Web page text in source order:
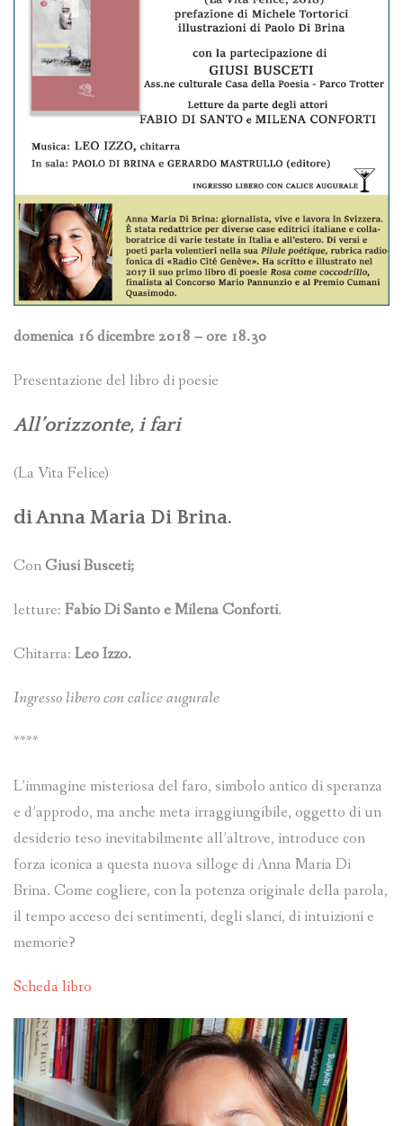
domenica 16 dicembre 2018 – ore 18.30
Presentazione del libro di poesie
All’orizzonte, i fari
(La Vita Felice)
diAnna Maria Di Brina.
ConGiusi Busceti;
letture: Fabio Di Santo e Milena Conforti.
Chitarra: Leo Izzo.
Ingresso libero con calice augurale
****
L’immagine misteriosa del faro, simbolo antico di speranza
e d’approdo, ma anche meta irraggiungibile, oggetto di un
desiderio teso inevitabilmente all’altrove, introduce con
forza iconica a questa nuova silloge di Anna Maria Di
Brina. Come cogliere, con la potenza originale della parola,
il tempo acceso dei sentimenti, degli slanci, di intuizioni e
memorie?
Scheda libro